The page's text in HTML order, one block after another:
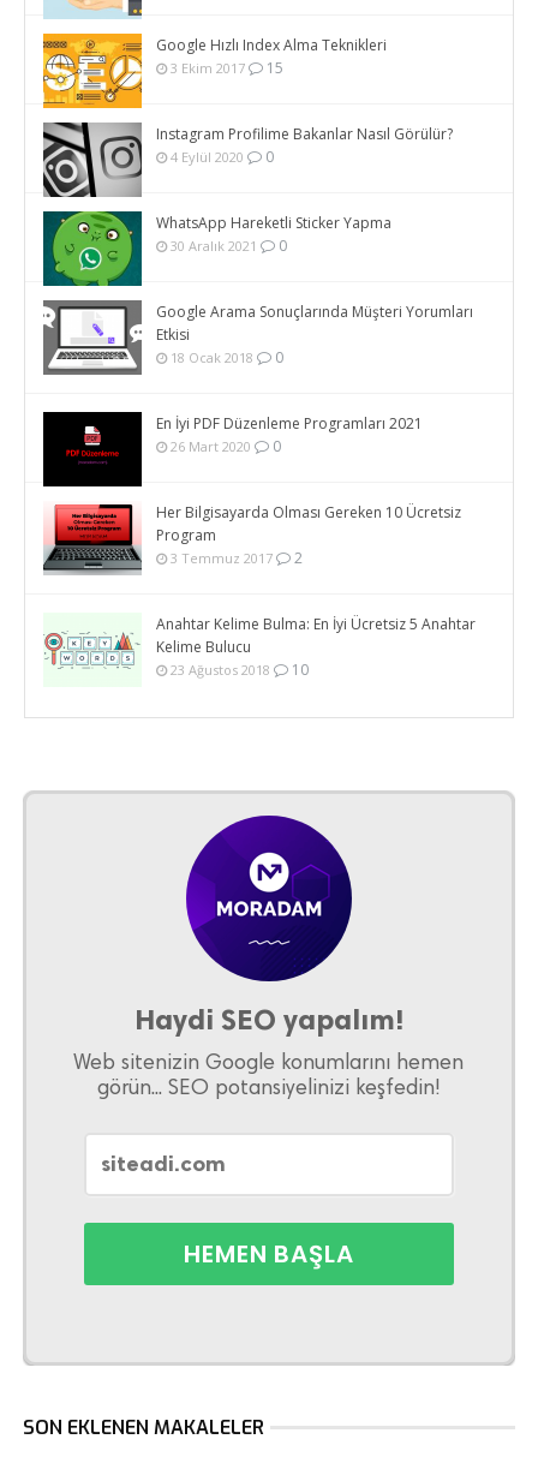
Google Hızlı Index Alma Teknikleri
3 Ekim 2017 15
Instagram Profilime Bakanlar Nasıl Görülür?
4 Eylül 2020 0
WhatsApp Hareketli Sticker Yapma
30 Aralık 2021 0
Google Arama Sonuçlarında Müşteri Yorumları
Etkisi
18 Ocak 2018 0
En İyi PDF Düzenleme Programları 2021
26 Mart 2020 0
Her Bilgisayarda Olması Gereken 10 Ücretsiz
Program
3 Temmuz 2017 2
Anahtar Kelime Bulma: En İyi Ücretsiz 5 Anahtar
Kelime Bulucu
23 Ağustos 2018 10
Haydi SEO yapalım!
Web sitenizin Google konumlarını hemen
görün... SEO potansiyelinizi keşfedin!
SON EKLENEN MAKALELER